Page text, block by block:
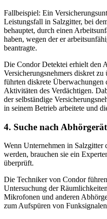
Fallbeispiel: Ein
Leistungsfall in Salzgitter, bei
behauptet, durch einen
haben, wegen der er
beantragte.
Die Condor Detektei erhielt den
Versicherungsnehmers diskret
führten diskrete Überwachungen
Aktivitäten des Verdächtigen.
der selbständige
in seinem Betrieb arbeitete und
4. Suche nach
Wenn Unternehmen in Salzgitter
werden, brauchen sie ein
überprüft.
Die Techniker von Condor
Untersuchung der
Mikrofonen und anderen
zum Aufspüren von